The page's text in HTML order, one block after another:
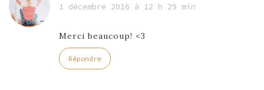
1 décembre 2016 à 12 h 29 min
Merci beaucoup! <3
Répondre